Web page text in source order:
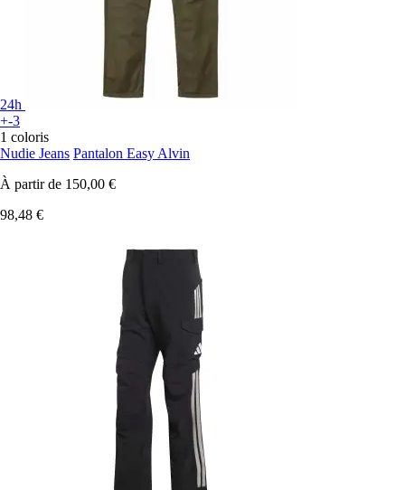
24h
+-3
1 coloris
Nudie Jeans Pantalon Easy Alvin
À partir de 150,00 €
98,48 €